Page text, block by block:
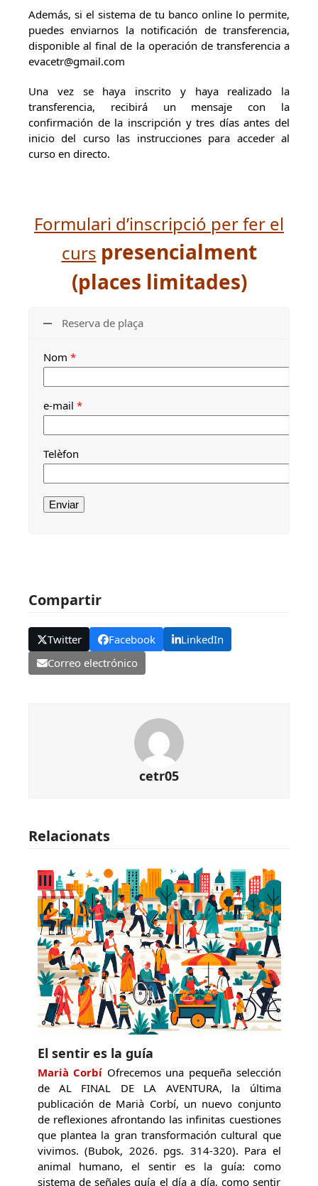
Además, si el sistema de tu banco online lo permite,
puedes enviarnos la notificación de transferencia,
disponible al final de la operación de transferencia a
evacetr@gmail.com
Una vez se haya inscrito y haya realizado la
transferencia, recibirá un mensaje con la
confirmación de la inscripción y tres días antes del
inicio del curso las instrucciones para acceder al
curso en directo.
Formulari d’inscripció per fer el
curs presencialment
(places limitades)
Reserva de plaça
Nom *
e-mail *
Telèfon
Compartir
Twitter Facebook
LinkedIn
Correo electrónico
cetr05
Relacionats
El sentir es la guía
Marià Corbí Ofrecemos una pequeña selección
de AL FINAL DE LA AVENTURA, la última
publicación de Marià Corbí, un nuevo conjunto
de reflexiones afrontando las infinitas cuestiones
que plantea la gran transformación cultural que
vivimos. (Bubok, 2026. pgs. 314-320). Para el
animal humano, el sentir es la guía: como
sistema de señales guía el día a día, como sentir